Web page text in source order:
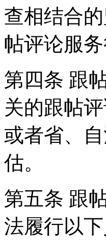
查相结合
帖评论服务
第四条 跟
关的跟帖
或者省、
估。
第五条 跟
法履行以下